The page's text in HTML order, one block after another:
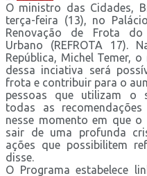
O ministro das Cidades,
terça-feira (13), no
Renovação de Frota do
Urbano (REFROTA 17).
República, Michel Temer,
dessa inciativa será
frota e contribuir para o
pessoas que utilizam o
todas as
nesse momento em que
sair de uma profunda
ações que possibilitem
disse.
O Programa estabelece